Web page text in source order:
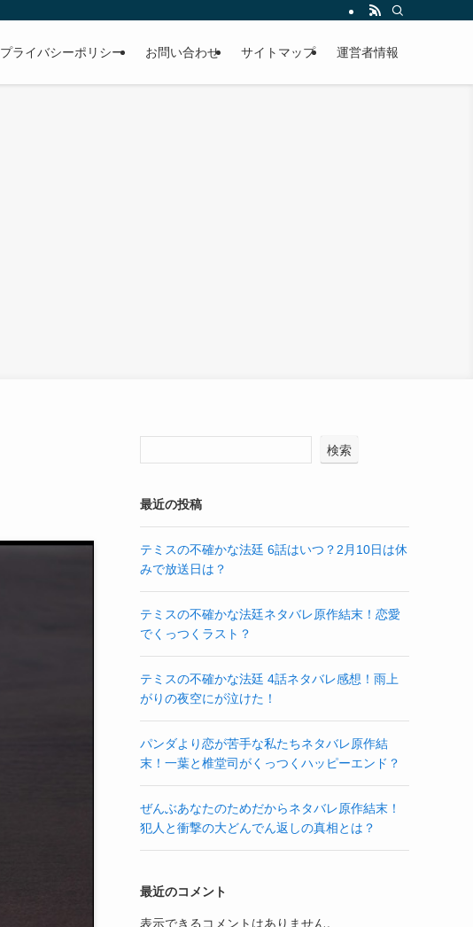
プライバシーポリシー お問い合わせ サイトマップ 運営者情報
検索
最近の投稿
テミスの不確かな法廷 6話はいつ？2月10日は休
みで放送日は？
テミスの不確かな法廷ネタバレ原作結末！恋愛
でくっつくラスト？
テミスの不確かな法廷 4話ネタバレ感想！雨上
がりの夜空にが泣けた！
パンダより恋が苦手な私たちネタバレ原作結
末！一葉と椎堂司がくっつくハッピーエンド？
ぜんぶあなたのためだからネタバレ原作結末！
犯人と衝撃の大どんでん返しの真相とは？
最近のコメント
表示できるコメントはありません。